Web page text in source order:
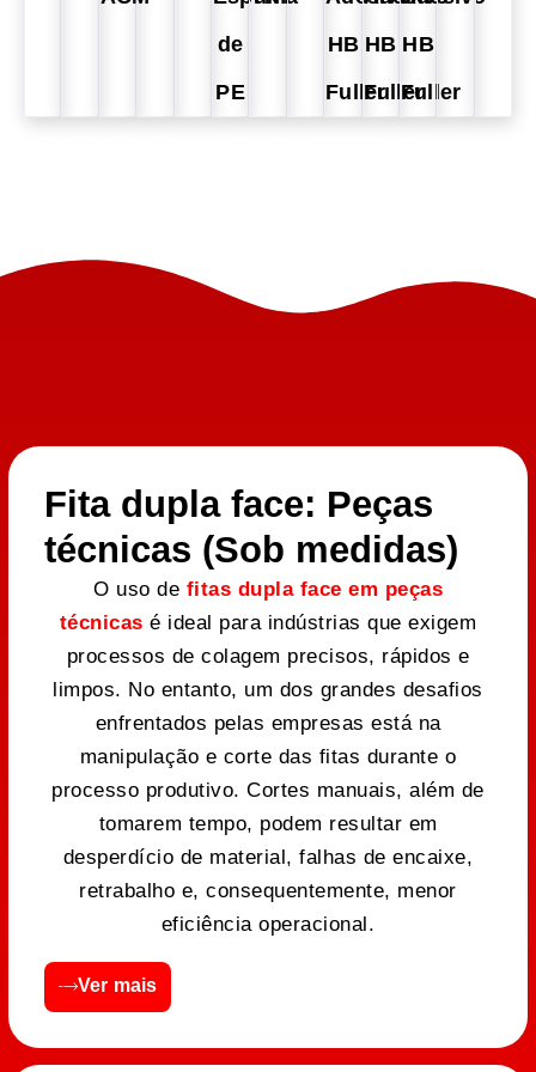
de
PE
HB
Fuller
HB
Fuller
HB
Fuller
Fita dupla face: Peças
técnicas (Sob medidas)
O uso de fitas dupla face em peças
técnicas é ideal para indústrias que exigem
processos de colagem precisos, rápidos e
limpos. No entanto, um dos grandes desafios
enfrentados pelas empresas está na
manipulação e corte das fitas durante o
processo produtivo. Cortes manuais, além de
tomarem tempo, podem resultar em
desperdício de material, falhas de encaixe,
retrabalho e, consequentemente, menor
eficiência operacional.
Ver mais